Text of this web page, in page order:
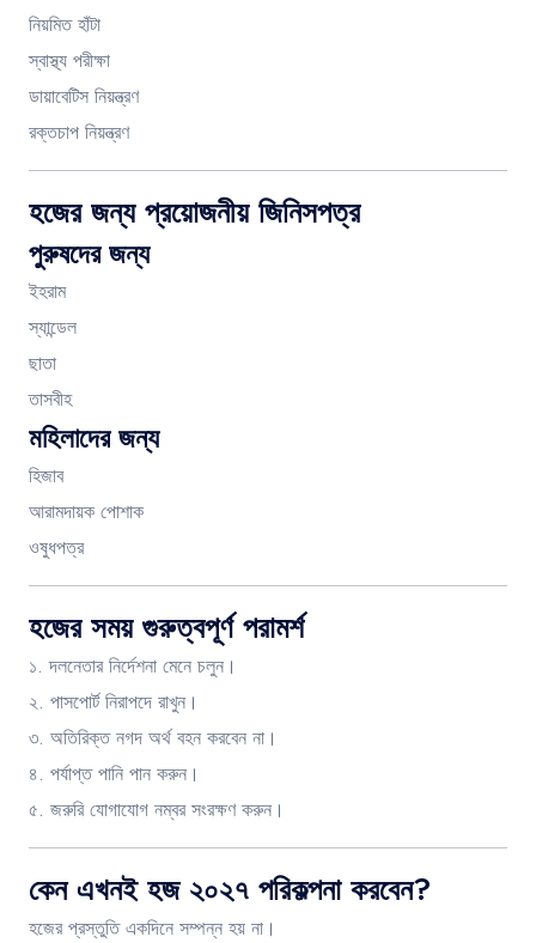
নিয়মিত হাঁটা
স্বাস্থ্য পরীক্ষা
ডায়াবেটিস নিয়ন্ত্রণ
রক্তচাপ নিয়ন্ত্রণ
হজের জন্য প্রয়োজনীয় জিনিসপত্র
পুরুষদের জন্য
ইহরাম
স্যান্ডেল
ছাতা
তাসবীহ
মহিলাদের জন্য
হিজাব
আরামদায়ক পোশাক
ওষুধপত্র
হজের সময় গুরুত্বপূর্ণ পরামর্শ
১. দলনেতার নির্দেশনা মেনে চলুন।
২. পাসপোর্ট নিরাপদে রাখুন।
৩. অতিরিক্ত নগদ অর্থ বহন করবেন না।
৪. পর্যাপ্ত পানি পান করুন।
৫. জরুরি যোগাযোগ নম্বর সংরক্ষণ করুন।
কেন এখনই হজ ২০২৭ পরিকল্পনা করবেন?
হজের প্রস্তুতি একদিনে সম্পন্ন হয় না।